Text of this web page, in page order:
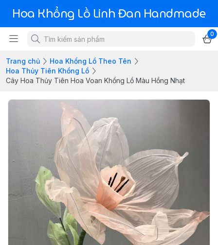
Hoa Khổng Lồ Linh Đan Handmade
0
Trang chủ
Hoa Khổng Lồ Theo Tên
Hoa Thủy Tiên Khổng Lồ
Cây Hoa Thủy Tiên Hoa Voan Khổng Lồ Màu Hồng Nhạt